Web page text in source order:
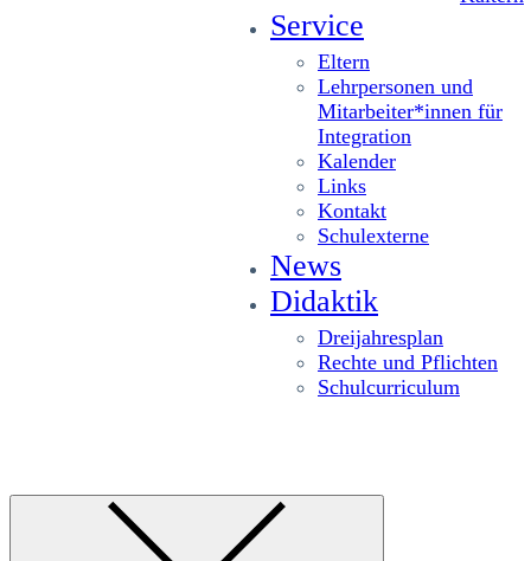
Service
Eltern
Lehrpersonen und
Mitarbeiter*innen für
Integration
Kalender
Links
Kontakt
Schulexterne
News
Didaktik
Dreijahresplan
Rechte und Pflichten
Schulcurriculum